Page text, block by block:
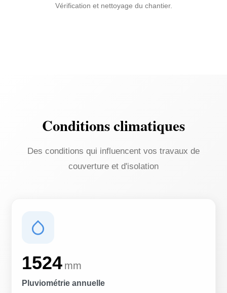
Vérification et nettoyage du chantier.
Conditions climatiques
Des conditions qui influencent vos travaux de
couverture et d'isolation
1524 mm
Pluviométrie annuelle